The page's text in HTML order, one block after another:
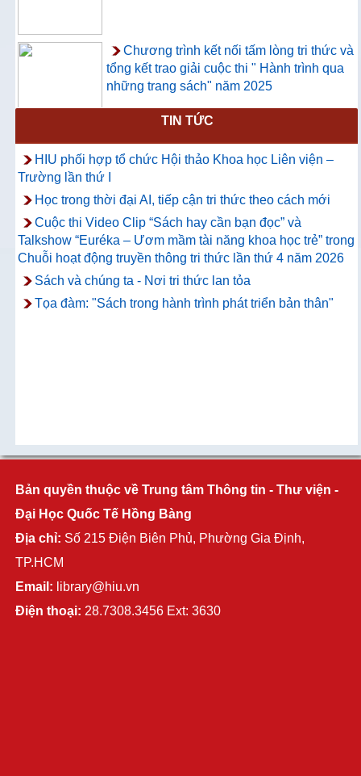
Chương trình kết nối tấm lòng tri thức và
tổng kết trao giải cuộc thi " Hành trình qua
những trang sách" năm 2025
Thông báo về việc hướng dẫn truy cập
và sử dụng CSDL ProQuest Ebook
Central
TIN TỨC
HIU phối hợp tổ chức Hội thảo Khoa học Liên viện –
Trường lần thứ I
Học trong thời đại AI, tiếp cận tri thức theo cách mới
Cuộc thi Video Clip “Sách hay cần bạn đọc” và
Talkshow “Euréka – Ươm mầm tài năng khoa học trẻ” trong
Chuỗi hoạt động truyền thông tri thức lần thứ 4 năm 2026
Sách và chúng ta - Nơi tri thức lan tỏa
Tọa đàm: "Sách trong hành trình phát triển bản thân"
Bản quyền thuộc về Trung tâm Thông tin - Thư viện -
Đại Học Quốc Tế Hồng Bàng
Địa chỉ: Số 215 Điện Biên Phủ, Phường Gia Định,
TP.HCM
Email: library@hiu.vn
Điện thoại: 28.7308.3456 Ext: 3630